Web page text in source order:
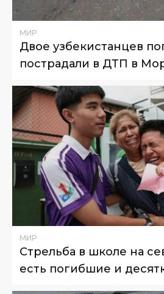
МИР
Двое узбекистанцев
пострадали в ДТП в
МИР
Стрельба в школе на
есть погибшие и